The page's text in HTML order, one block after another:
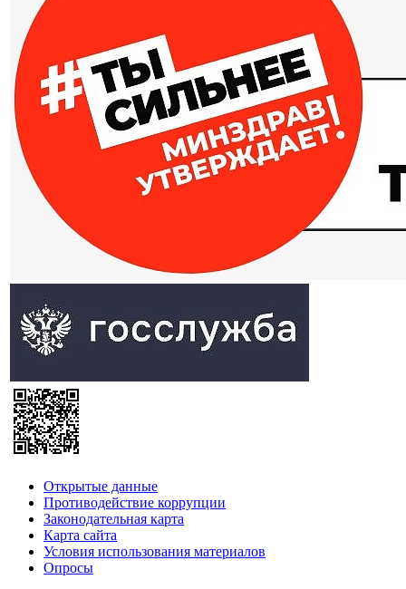
Открытые данные
Противодействие коррупции
Законодательная карта
Карта сайта
Условия использования материалов
Опросы